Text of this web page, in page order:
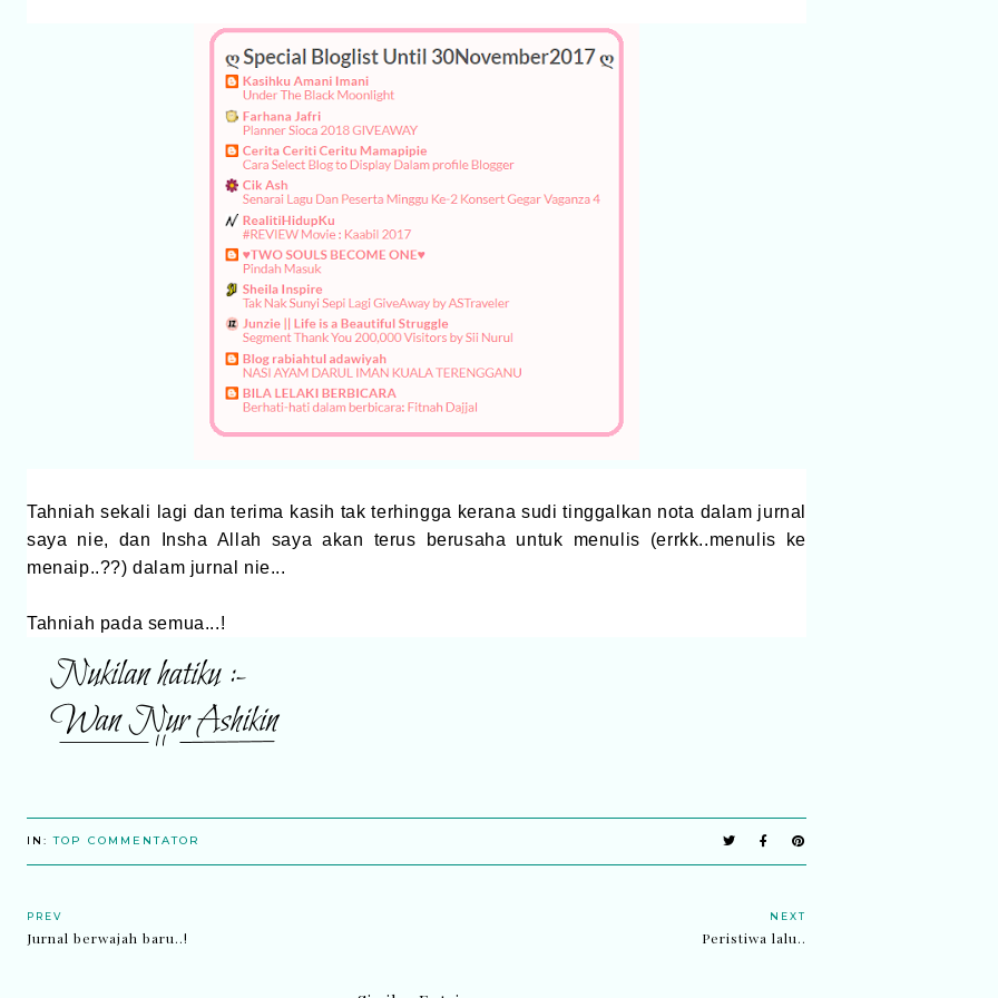
Tahniah sekali lagi dan terima kasih tak terhingga kerana sudi tinggalkan nota dalam jurnal
saya nie, dan Insha Allah saya akan terus berusaha untuk menulis (errkk..menulis ke
menaip..??) dalam jurnal nie...
Tahniah pada semua...!
IN:TOP COMMENTATOR
PREV
Jurnal berwajah baru..!
NEXT
Peristiwa lalu..